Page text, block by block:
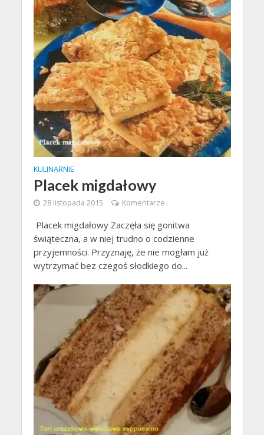
KULINARNIE
Placek migdałowy
28 listopada 2015 Komentarze
Placek migdałowy Zaczęła się gonitwa
świąteczna, a w niej trudno o codzienne
przyjemności. Przyznaję, że nie mogłam już
wytrzymać bez czegoś słodkiego do...